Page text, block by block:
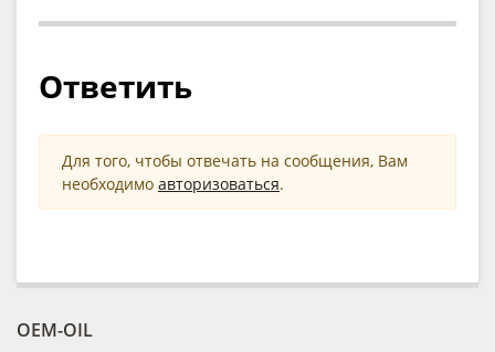
Ответить
Для того, чтобы отвечать на сообщения, Вам
необходимо авторизоваться.
OEM-OIL